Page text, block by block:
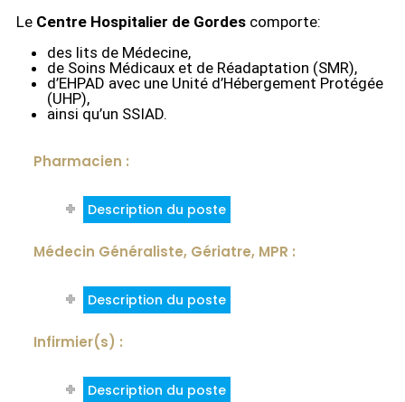
Le Centre Hospitalier de Gordes comporte:
des lits de Médecine,
de Soins Médicaux et de Réadaptation (SMR),
d’EHPAD avec une Unité d’Hébergement Protégée
(UHP),
ainsi qu’un SSIAD.
Pharmacien :
Description du poste
Médecin Généraliste, Gériatre, MPR :
Description du poste
Infirmier(s) :
Description du poste